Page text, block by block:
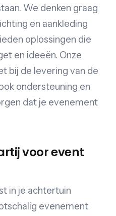
We denken graag
en aankleding
oplossingen die
en ideeën. Onze
bij de levering van de
ondersteuning en
dat je evenement
voor event
in je achtertuin
evenement